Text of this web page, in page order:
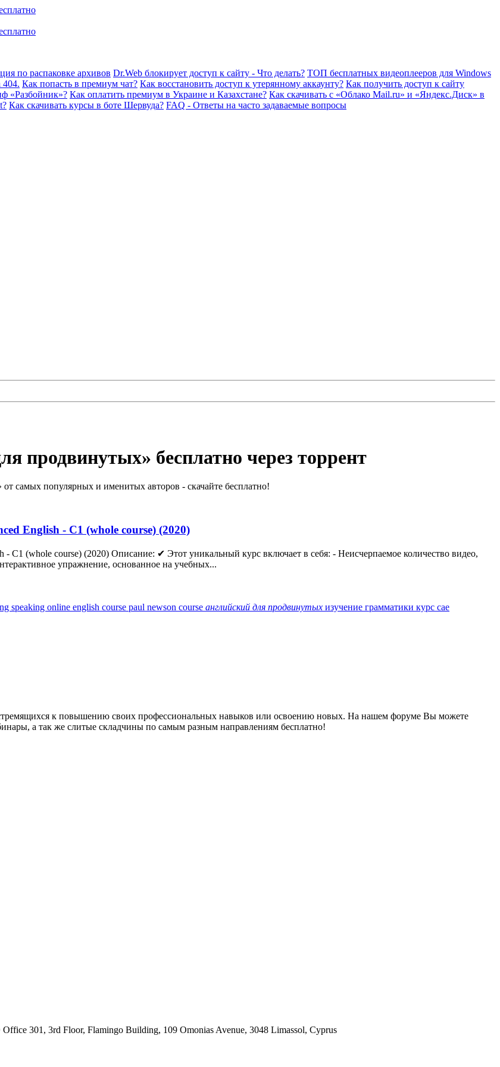
по распаковке архивов Dr.Web блокирует доступ к сайту - Что делать? ТОП бесплатных видеоплееров для Windows
404. Как попасть в премиум чат? Как восстановить доступ к утерянному аккаунту? Как получить доступ к сайту
«Разбойник»? Как оплатить премиум в Украине и Казахстане? Как скачивать с «Облако Mail.ru» и «Яндекс.Диск» в
Как скачивать курсы в боте Шервуда? FAQ - Ответы на часто задаваемые вопросы
продвинутых» бесплатно через торрент
самых популярных и именитых авторов - скачайте бесплатно!
English - C1 (whole course) (2020)
C1 (whole course) (2020) Описание: ✔ Этот уникальный курс включает в себя: - Неисчерпаемое количество видео,
упражнение, основанное на учебных...
speaking online english course paul newson course английский для продвинутых изучение грамматики курс cae
к повышению своих профессиональных навыков или освоению новых. На нашем форуме Вы можете
а так же слитые складчины по самым разным направлениям бесплатно!
301, 3rd Floor, Flamingo Building, 109 Omonias Avenue, 3048 Limassol, Cyprus